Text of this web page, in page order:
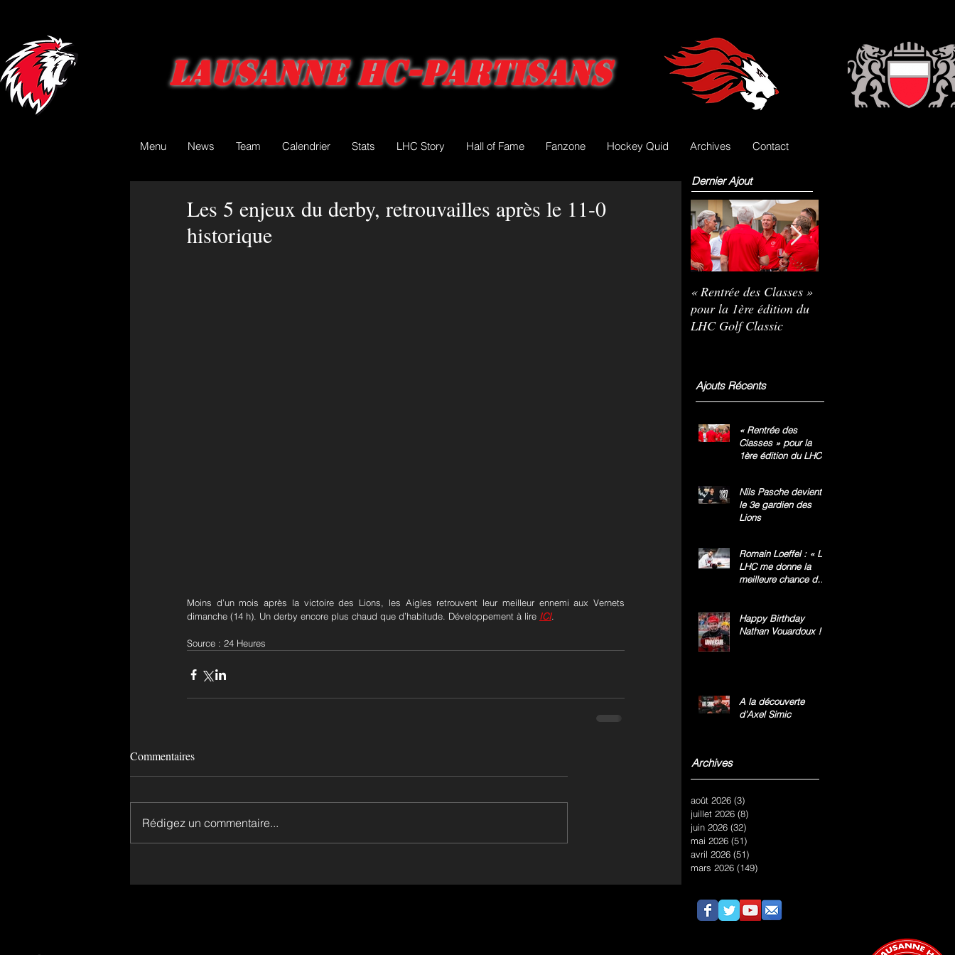
Lausanne HC-Partisans
Menu News Team Calendrier Stats LHC Story Hall of Fame Fanzone Hockey Quid Archives Contact
Les 5 enjeux du derby, retrouvailles après le 11-0
historique
Moins d’un mois après la victoire des Lions, les Aigles retrouvent leur meilleur ennemi aux Vernets
dimanche (14 h). Un derby encore plus chaud que d’habitude. Développement à lire ICI.
Source : 24 Heures
Commentaires
Rédigez un commentaire...
Dernier Ajout
« Rentrée des Classes »
pour la 1ère édition du
LHC Golf Classic
Ajouts Récents
« Rentrée des
Classes » pour la
1ère édition du LHC
Nils Pasche devient
le 3e gardien des
Lions
Romain Loeffel : « Le
LHC me donne la
meilleure chance de
Happy Birthday
Nathan Vouardoux !
A la découverte
d’Axel Simic
Archives
août 2026 (3)
juillet 2026 (8)
juin 2026 (32)
mai 2026 (51)
avril 2026 (51)
mars 2026 (149)